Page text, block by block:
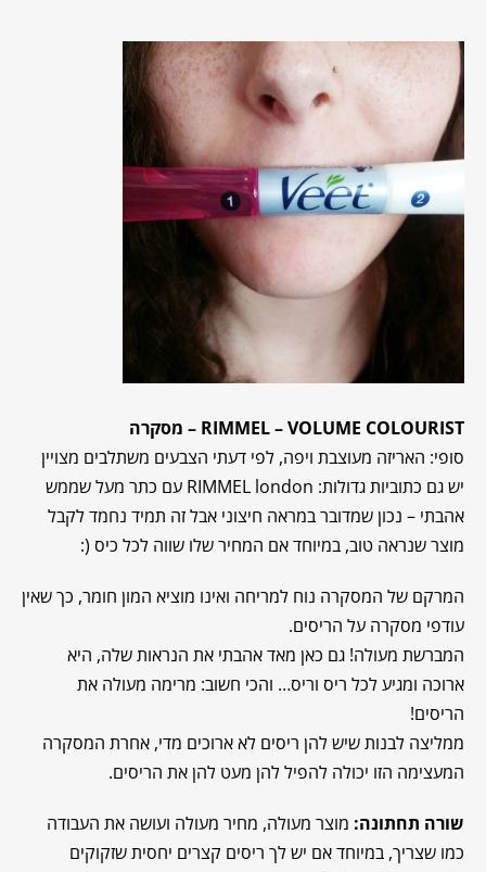
RIMMEL – VOLUME COLOURIST – מסקרה
סופי: האריזה מעוצבת ויפה, לפי דעתי הצבעים משתלבים מצויין
יש גם כתוביות גדולות: RIMMEL london עם כתר מעל שממש
אהבתי – נכון שמדובר במראה חיצוני אבל זה תמיד נחמד לקבל
מוצר שנראה טוב, במיוחד אם המחיר שלו שווה לכל כיס (:
המרקם של המסקרה נוח למריחה ואינו מוציא המון חומר, כך שאין
עודפי מסקרה על הריסים.
המברשת מעולה! גם כאן מאד אהבתי את הנראות שלה, היא
ארוכה ומגיע לכל ריס וריס… והכי חשוב: מרימה מעולה את
הריסים!
ממליצה לבנות שיש להן ריסים לא ארוכים מדי, אחרת המסקרה
המעצימה הזו יכולה להפיל להן מעט להן את הריסים.
שורה תחתונה: מוצר מעולה, מחיר מעולה ועושה את העבודה
כמו שצריך, במיוחד אם יש לך ריסים קצרים יחסית שזקוקים